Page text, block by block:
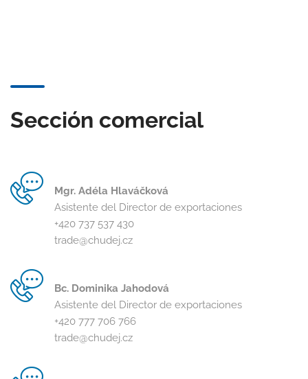
Sección comercial
Mgr. Adéla Hlaváčková
Asistente del Director de exportaciones
+420 737 537 430
trade@chudej.cz
Bc. Dominika Jahodová
Asistente del Director de exportaciones
+420 777 706 766
trade@chudej.cz